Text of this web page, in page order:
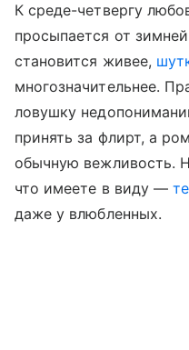
К среде-четвергу
просыпается от
становится живее,
многозначительнее.
ловушку
принять за флирт, а
обычную вежливость.
что имеете в виду —
даже у влюбленных.